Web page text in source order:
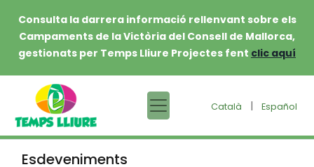
Consulta la darrera informació rellenvant sobre els
Campaments de la Victòria del Consell de Mallorca,
gestionats per Temps Lliure Projectes fent clic aquí
Català | Español
Esdeveniments